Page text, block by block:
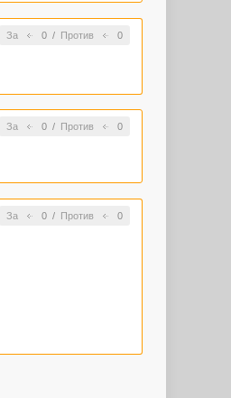
За 0/ Против 0
За 0/ Против 0
За 0/ Против 0